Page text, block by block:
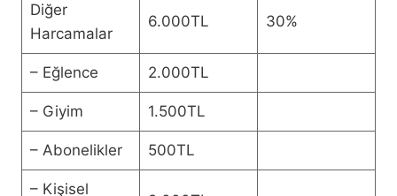
Diğer
Harcamalar
6.000TL 30%
– Eğlence 2.000TL
– Giyim 1.500TL
– Abonelikler 500TL
– Kişisel